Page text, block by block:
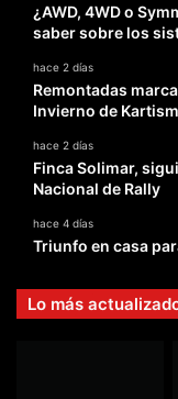
¿AWD, 4WD o
saber sobre los
hace 2 días
Remontadas
Invierno de
hace 2 días
Finca Solimar,
Nacional de Rally
hace 4 días
Triunfo en casa
Lo más